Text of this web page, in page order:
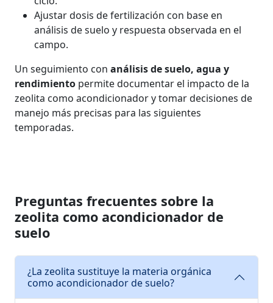
Ajustar dosis de fertilización con base en
análisis de suelo y respuesta observada en el
campo.
Un seguimiento con análisis de suelo, agua y
rendimiento permite documentar el impacto de la
zeolita como acondicionador y tomar decisiones de
manejo más precisas para las siguientes
temporadas.
Preguntas frecuentes sobre la
zeolita como acondicionador de
suelo
¿La zeolita sustituye la materia orgánica
como acondicionador de suelo?